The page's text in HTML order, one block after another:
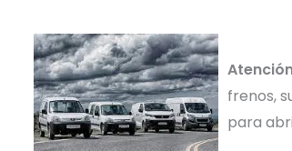
frenos,
para